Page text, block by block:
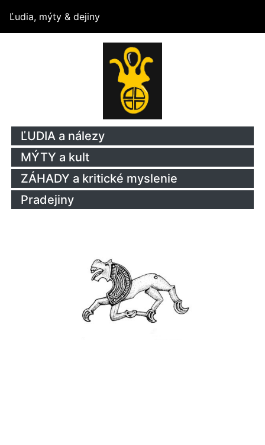
Ľudia, mýty & dejiny
ĽUDIA a nálezy
MÝTY a kult
ZÁHADY a kritické myslenie
Pradejiny